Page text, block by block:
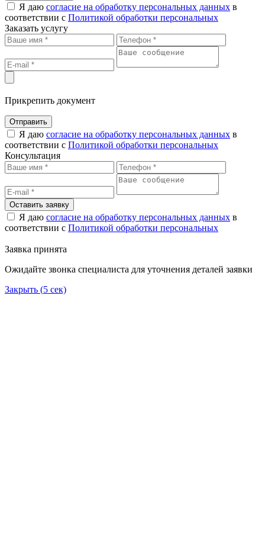
Я даю согласие на обработку персональных данных в
соответствии с Политикой обработки персональных
Заказать услугу
Прикрепить документ
Отправить
Я даю согласие на обработку персональных данных в
соответствии с Политикой обработки персональных
Консультация
Оставить заявку
Я даю согласие на обработку персональных данных в
соответствии с Политикой обработки персональных
Заявка принята
Ожидайте звонка специалиста для уточнения деталей заявки
Закрыть (5 сек)